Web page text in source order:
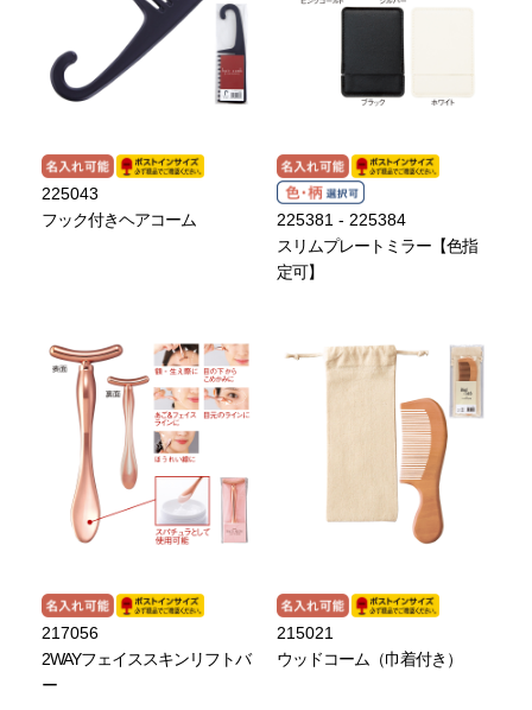
225043
フック付きヘアコーム
225381 - 225384
スリムプレートミラー【色指
定可】
217056
2WAYフェイススキンリフトバ
ー
215021
ウッドコーム（巾着付き）